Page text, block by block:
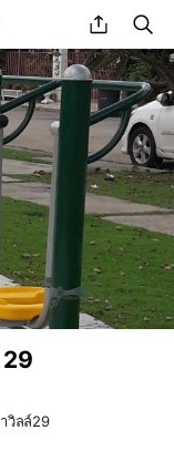
share
วิลล์29